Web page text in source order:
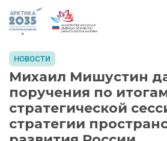
Михаил Мишустин
поручения по
стратегической
стратегии
НОВОСТИ